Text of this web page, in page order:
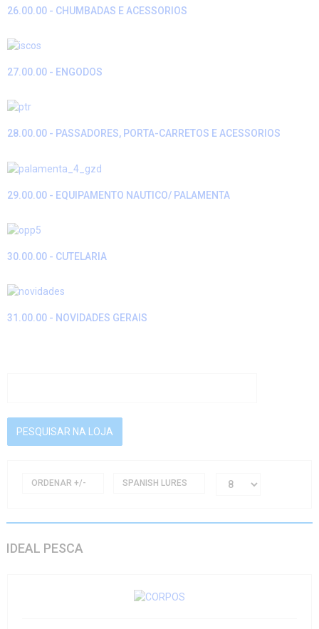
26.00.00 - CHUMBADAS E ACESSORIOS
27.00.00 - ENGODOS
28.00.00 - PASSADORES, PORTA-CARRETOS E ACESSORIOS
29.00.00 - EQUIPAMENTO NAUTICO/ PALAMENTA
30.00.00 - CUTELARIA
31.00.00 - NOVIDADES GERAIS
ORDENAR +/- SPANISH LURES
IDEAL PESCA